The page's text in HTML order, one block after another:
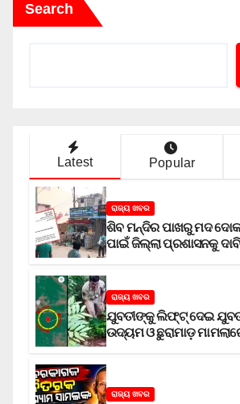
Search
Latest Popular
ରାଜ୍ୟ ଖବର
ଶିବ ମନ୍ଦିର ପାଖରୁ ମଦ
ପାଇଁ ଜିଲ୍ଲା ପ୍ରଶାସନକୁ
ରାଜ୍ୟ ଖବର
ଯୁବତୀଙ୍କୁ ଲିଫ୍‌ଟ୍‌ ଦେଇ
ଉଦ୍ୟମ ଓ ଛୁରାମାଡ଼
ରାଜ୍ୟ ଖବର